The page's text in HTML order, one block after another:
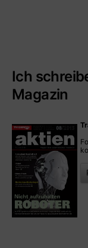
Ich
Magazin